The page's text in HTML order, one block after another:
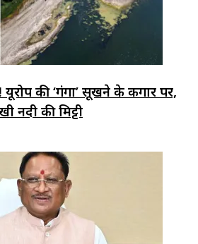
की ‘गंगा’ सूखने के कगार पर,
नदी की मिट्टी